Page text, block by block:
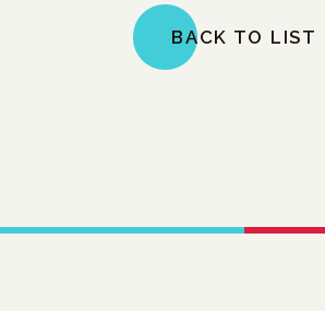
BACK TO LIST